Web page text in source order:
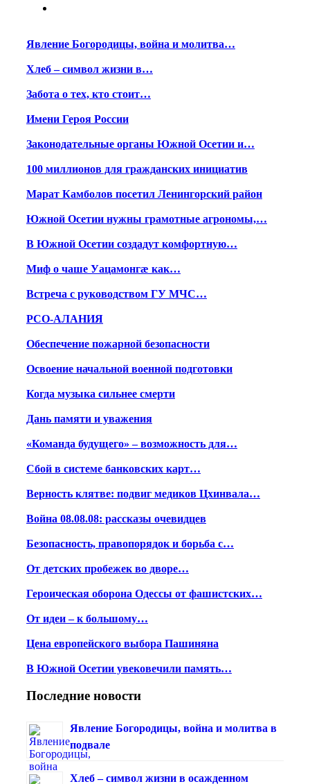
Явление Богородицы, война и молитва…
Хлеб – символ жизни в…
Забота о тех, кто стоит…
Имени Героя России
Законодательные органы Южной Осетии и…
100 миллионов для гражданских инициатив
Марат Камболов посетил Ленингорский район
Южной Осетии нужны грамотные агрономы,…
В Южной Осетии создадут комфортную…
Миф о чаше Уацамонгæ как…
Встреча с руководством ГУ МЧС…
РСО-АЛАНИЯ
Обеспечение пожарной безопасности
Освоение начальной военной подготовки
Когда музыка сильнее смерти
Дань памяти и уважения
«Команда будущего» – возможность для…
Сбой в системе банковских карт…
Верность клятве: подвиг медиков Цхинвала…
Война 08.08.08: рассказы очевидцев
Безопасность, правопорядок и борьба с…
От детских пробежек во дворе…
Героическая оборона Одессы от фашистских…
От идеи – к большому…
Цена европейского выбора Пашиняна
В Южной Осетии увековечили память…
Последние новости
Явление Богородицы, война и молитва в
подвале
Хлеб – символ жизни в осажденном